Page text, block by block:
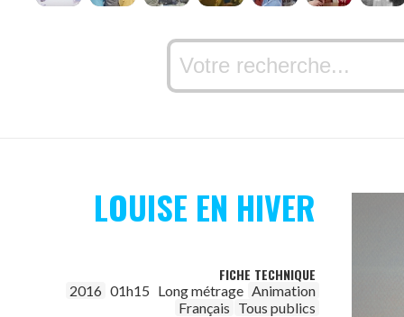
LOUISE EN HIVER
FICHE TECHNIQUE
2016 01h15 Long métrage Animation
Français Tous publics